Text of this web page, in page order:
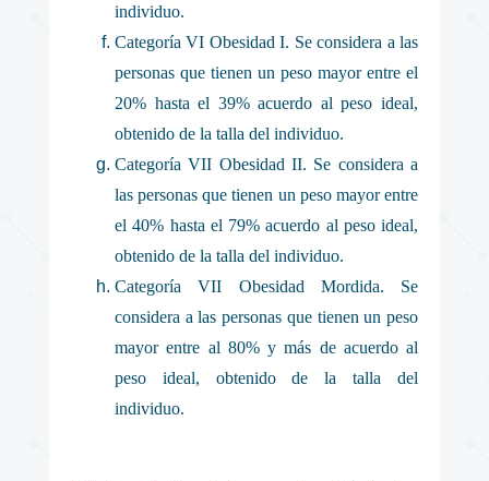
individuo.
Categoría VI Obesidad I. Se considera a las
personas que tienen un peso mayor entre el
20% hasta el 39% acuerdo al peso ideal,
obtenido de la talla del individuo.
Categoría VII Obesidad II. Se considera a
las personas que tienen un peso mayor entre
el 40% hasta el 79% acuerdo al peso ideal,
obtenido de la talla del individuo.
Categoría VII Obesidad Mordida. Se
considera a las personas que tienen un peso
mayor entre al 80% y más de acuerdo al
peso ideal, obtenido de la talla del
individuo.